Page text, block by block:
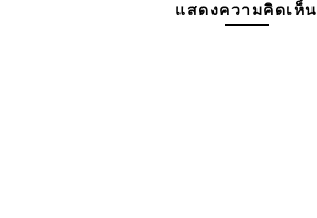
แสดงความคิดเห็น